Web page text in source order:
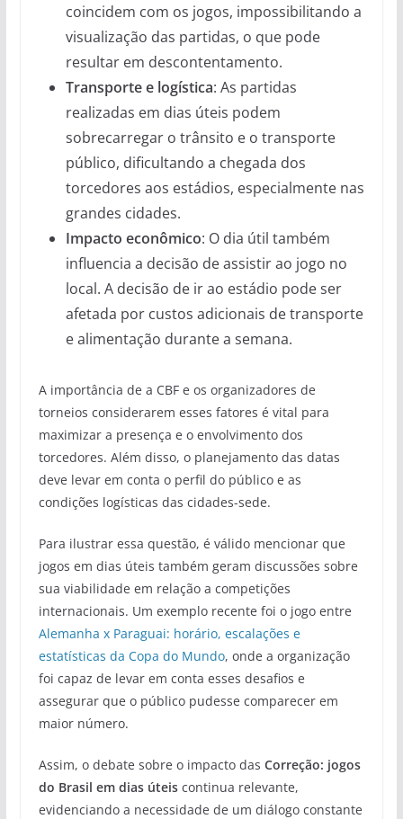
coincidem com os jogos, impossibilitando a
visualização das partidas, o que pode
resultar em descontentamento.
Transporte e logística: As partidas
realizadas em dias úteis podem
sobrecarregar o trânsito e o transporte
público, dificultando a chegada dos
torcedores aos estádios, especialmente nas
grandes cidades.
Impacto econômico: O dia útil também
influencia a decisão de assistir ao jogo no
local. A decisão de ir ao estádio pode ser
afetada por custos adicionais de transporte
e alimentação durante a semana.
A importância de a CBF e os organizadores de
torneios considerarem esses fatores é vital para
maximizar a presença e o envolvimento dos
torcedores. Além disso, o planejamento das datas
deve levar em conta o perfil do público e as
condições logísticas das cidades-sede.
Para ilustrar essa questão, é válido mencionar que
jogos em dias úteis também geram discussões sobre
sua viabilidade em relação a competições
internacionais. Um exemplo recente foi o jogo entre
Alemanha x Paraguai: horário, escalações e
estatísticas da Copa do Mundo, onde a organização
foi capaz de levar em conta esses desafios e
assegurar que o público pudesse comparecer em
maior número.
Assim, o debate sobre o impacto das Correção: jogos
do Brasil em dias úteiscontinua relevante,
evidenciando a necessidade de um diálogo constante